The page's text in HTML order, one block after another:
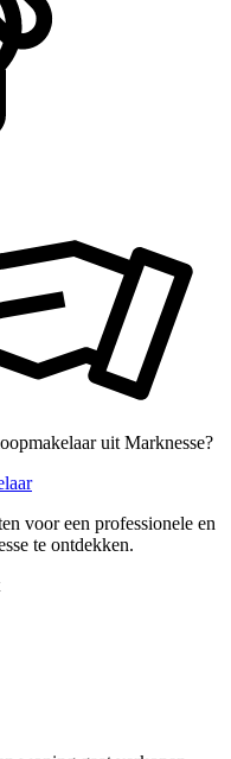
uit Marknesse?
voor een professionele en
te ontdekken.